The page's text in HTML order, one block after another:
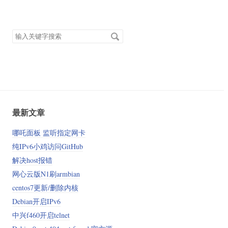
搜
最新文章
哪吒面板 监听指定网卡
纯IPv6小鸡访问GitHub
解决host报错
网心云版N1刷armbian
centos7更新/删除内核
Debian开启IPv6
中兴f460开启telnet